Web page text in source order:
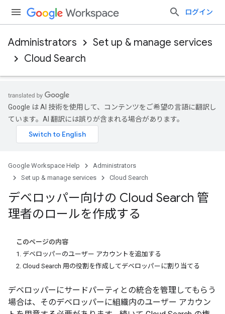
ログイン
Administrators
Set up & manage services
Cloud Search
Google は AI 技術を使用して、コンテンツをご希望の言語に翻訳し
ています。AI 翻訳には誤りが含まれる場合があります。
Google Workspace Help
Administrators
Set up & manage services
Cloud Search
デベロッパー向けの Cloud Search 管
理者のロールを作成する
このページの内容
1. デベロッパーのユーザー アカウントを追加する
2. Cloud Search 用の役割を作成してデベロッパーに割り当てる
デベロッパーにサードパーティとの統合を管理してもらう
場合は、そのデベロッパーに組織内のユーザー アカウン